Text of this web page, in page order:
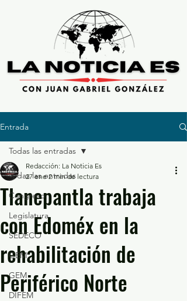
Entrada
Todas las entradas
Congreso
Legislatura
SEDECO
GEM
GEM
DIFEM
Todas las entradas
Tlanepantla trabaja
con Edoméx en la
rehabilitación de
Periférico Norte
Redacción: La Noticia Es
27 ene 2 min de lectura